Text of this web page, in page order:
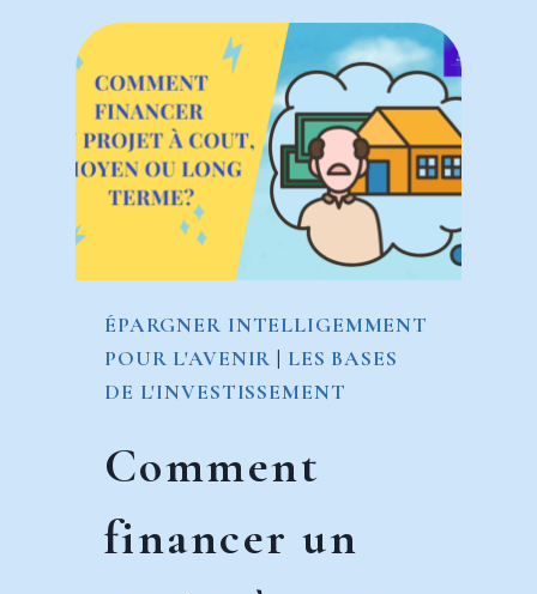
ÉPARGNER INTELLIGEMMENT
POUR L'AVENIR | LES BASES
DE L'INVESTISSEMENT
Comment
financer un